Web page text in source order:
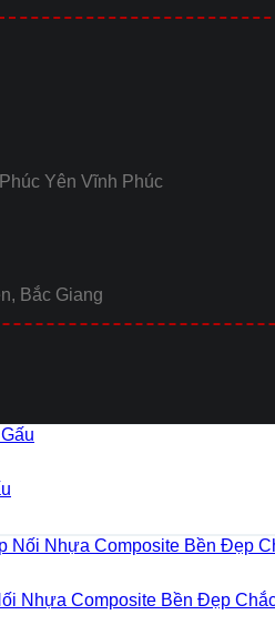
Yên Vĩnh Phúc
Bắc Giang
Nhựa Composite Bền Đẹp